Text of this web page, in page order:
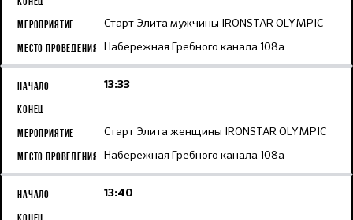
Старт Элита мужчины IRONSTAR OLYMPIC
Набережная Гребного канала 108а
13:33
Старт Элита женщины IRONSTAR OLYMPIC
Набережная Гребного канала 108а
13:40